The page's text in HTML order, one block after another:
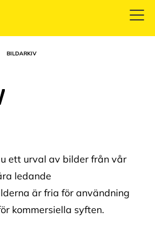
Open
BILDARKIV
ett urval av bilder från vår
ledande
är fria för användning
kommersiella syften.